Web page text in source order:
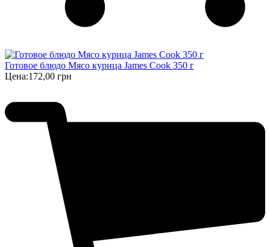
Готовое блюдо Мясо курица James Cook 350 г
Цена:172,00 грн